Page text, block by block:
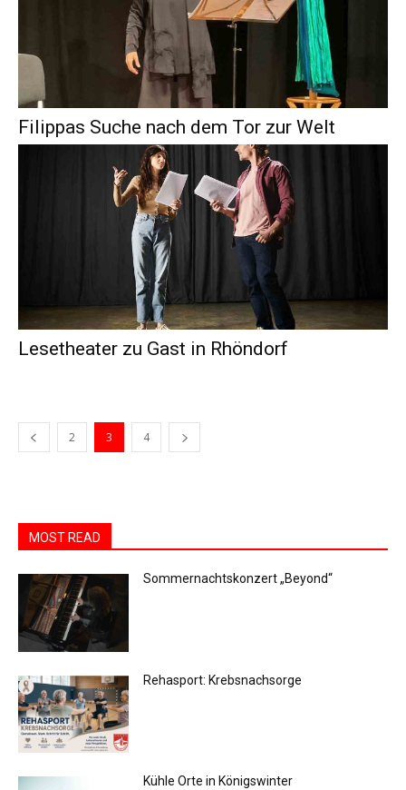
Filippas Suche nach dem Tor zur Welt
Lesetheater zu Gast in Rhöndorf
2 3 4
MOST READ
Sommernachtskonzert „Beyond“
Rehasport: Krebsnachsorge
Kühle Orte in Königswinter